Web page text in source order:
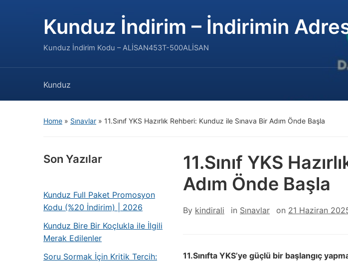
Kunduz İndirim – İndirimin
Kunduz İndirim Kodu – ALİSAN453T-500ALİSAN
Kunduz
Home » Sınavlar » 11.Sınıf YKS Hazırlık Rehberi: Kunduz ile Sınava Bir Adım Önde Başla
Son Yazılar
Kunduz Full Paket Promosyon
Kodu (%20 İndirim) | 2026
Kunduz Bire Bir Koçlukla ile İlgili
Merak Edilenler
Soru Sormak İçin Kritik Tercih:
11.Sınıf YKS
Adım Önde Başla
By kindirali in Sınavlar on 21 Haziran
11.Sınıfta YKS’ye güçlü bir başlangıç